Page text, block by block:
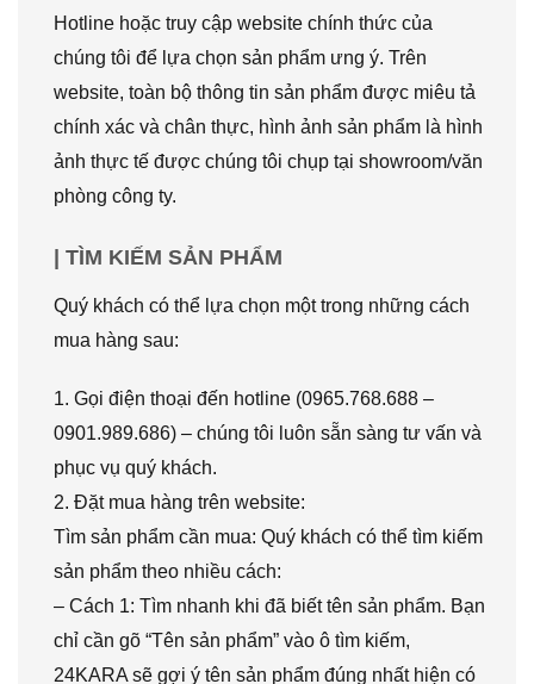
Hotline hoặc truy cập website chính thức của
chúng tôi để lựa chọn sản phẩm ưng ý. Trên
website, toàn bộ thông tin sản phẩm được miêu tả
chính xác và chân thực, hình ảnh sản phẩm là hình
ảnh thực tế được chúng tôi chụp tại showroom/văn
phòng công ty.
| TÌM KIẾM SẢN PHẨM
Quý khách có thể lựa chọn một trong những cách
mua hàng sau:
1. Gọi điện thoại đến hotline (0965.768.688 –
0901.989.686) – chúng tôi luôn sẵn sàng tư vấn và
phục vụ quý khách.
2. Đặt mua hàng trên website:
Tìm sản phẩm cần mua: Quý khách có thể tìm kiếm
sản phẩm theo nhiều cách:
– Cách 1: Tìm nhanh khi đã biết tên sản phẩm. Bạn
chỉ cần gõ “Tên sản phẩm” vào ô tìm kiếm,
24KARA sẽ gợi ý tên sản phẩm đúng nhất hiện có